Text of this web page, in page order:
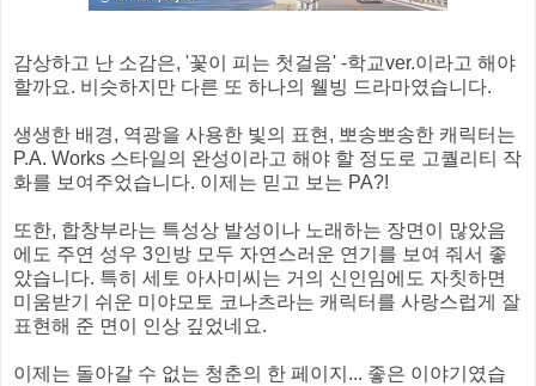
감상하고 난 소감은, '꽃이 피는 첫걸음' -학교ver.이라고 해야
할까요. 비슷하지만 다른 또 하나의 웰빙 드라마였습니다.
생생한 배경, 역광을 사용한 빛의 표현, 뽀송뽀송한 캐릭터는
P.A. Works 스타일의 완성이라고 해야 할 정도로 고퀄리티 작
화를 보여주었습니다. 이제는 믿고 보는 PA?!
또한, 합창부라는 특성상 발성이나 노래하는 장면이 많았음
에도 주연 성우 3인방 모두 자연스러운 연기를 보여 줘서 좋
았습니다. 특히 세토 아사미씨는 거의 신인임에도 자칫하면
미움받기 쉬운 미야모토 코나츠라는 캐릭터를 사랑스럽게 잘
표현해 준 면이 인상 깊었네요.
이제는 돌아갈 수 없는 청춘의 한 페이지... 좋은 이야기였습